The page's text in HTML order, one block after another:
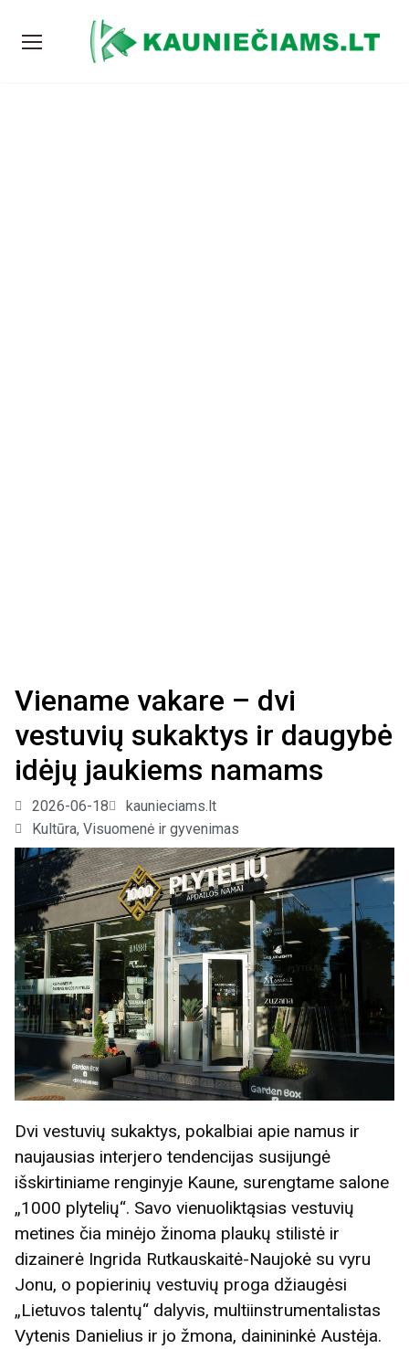
Viename vakare – dvi
vestuvių sukaktys ir daugybė
idėjų jaukiems namams
2026-06-18
kaunieciams.lt
Kultūra, Visuomenė ir gyvenimas
Dvi vestuvių sukaktys, pokalbiai apie namus ir
naujausias interjero tendencijas susijungė
išskirtiniame renginyje Kaune, surengtame salone
„1000 plytelių“. Savo vienuoliktąsias vestuvių
metines čia minėjo žinoma plaukų stilistė ir
dizainerė Ingrida Rutkauskaitė-Naujokė su vyru
Jonu, o popierinių vestuvių proga džiaugėsi
„Lietuvos talentų“ dalyvis, multiinstrumentalistas
Vytenis Danielius ir jo žmona, dainininkė Austėja.